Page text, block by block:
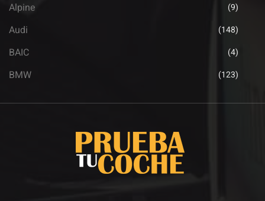
Alpine (9)
Audi (148)
BAIC (4)
BMW (123)